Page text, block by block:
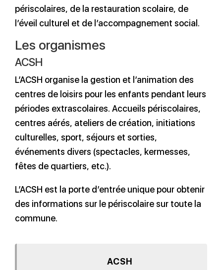
périscolaires, de la restauration scolaire, de
l’éveil culturel et de l’accompagnement social.
Les organismes
ACSH
L’ACSH organise la gestion et l’animation des
centres de loisirs pour les enfants pendant leurs
périodes extrascolaires. Accueils périscolaires,
centres aérés, ateliers de création, initiations
culturelles, sport, séjours et sorties,
événements divers (spectacles, kermesses,
fêtes de quartiers, etc.).
L’ACSH est la porte d’entrée unique pour obtenir
des informations sur le périscolaire sur toute la
commune.
ACSH